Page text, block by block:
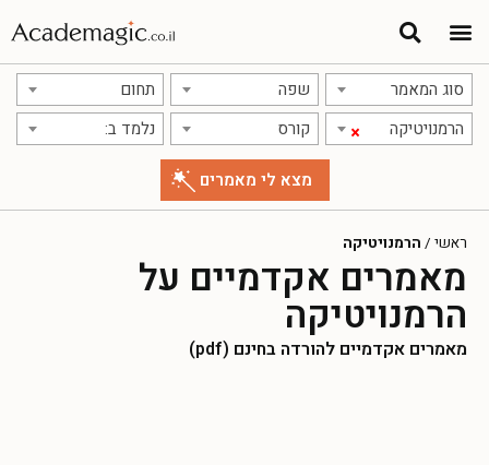
סוג המאמר שפה תחום
× הרמנויטיקה קורס נלמד ב:
ראשי / הרמנויטיקה
מאמרים אקדמיים על
הרמנויטיקה
מאמרים אקדמיים להורדה בחינם (pdf)